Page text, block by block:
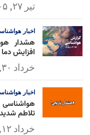
تیر ۲۷, ۱۴۰۵
اخبار
هشدار
افزایش
خرداد ۳۰, ۱۴۰۵
اخبار
تلاطم
خرداد ۱۲, ۱۴۰۵